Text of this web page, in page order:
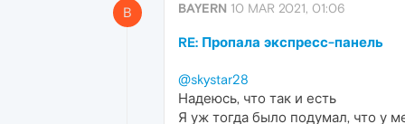
B BAYERN 10 MAR 2021, 01:06
RE: Пропала экспресс-панель
@skystar28
Надеюсь, что так и есть
Я уж тогда было подумал, что у